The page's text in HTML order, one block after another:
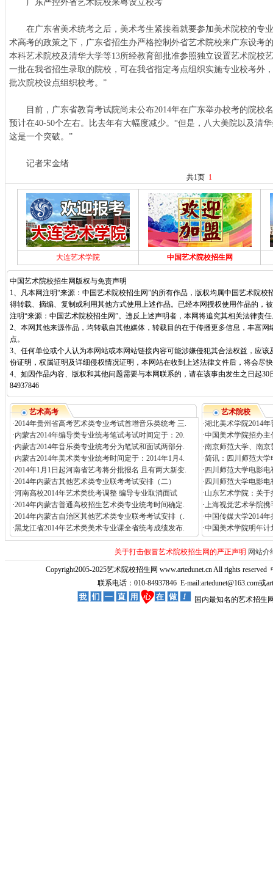
广东严控外省艺术院校来粤设立校考
在广东省美术统考之后，美术考生紧接着就要参加美术院校的专
术高考的政策之下，广东省招生办严格控制外省艺术院校来广东设考
本科艺术院校及清华大学等13所经教育部批准参照独立设置艺术院校
一批在我省招生录取的院校，可在我省指定考点组织实施专业校考外
批次院校设点组织校考。”
目前，广东省教育考试院尚未公布2014年在广东举办校考的院校
预计在40-50个左右。比去年有大幅度减少。“但是，八大美院以及清
这是一个突破。”
记者宋金绪
共1页 1
大连艺术学院 中国艺术院校招生网
中国艺术院校招生网版权与免责声明
1、凡本网注明“来源：中国艺术院校招生网”的所有作品，版权均属中国艺术院校
得转载、摘编、复制或利用其他方式使用上述作品。已经本网授权使用作品的，
注明“来源：中国艺术院校招生网”。违反上述声明者，本网将追究其相关法律责
2、本网其他来源作品，均转载自其他媒体，转载目的在于传播更多信息，丰富
点。
3、任何单位或个人认为本网站或本网站链接内容可能涉嫌侵犯其合法权益，应
份证明，权属证明及详细侵权情况证明，本网站在收到上述法律文件后，将会尽
4、如因作品内容、版权和其他问题需要与本网联系的，请在该事由发生之日起30
84937846
艺术高考
·2014年贵州省高考艺术类专业考试首增音乐类统考 三.
·内蒙古2014年编导类专业统考笔试考试时间定于：20.
·内蒙古2014年音乐类专业统考分为笔试和面试两部分.
·内蒙古2014年美术类专业统考时间定于：2014年1月4.
·2014年1月1日起河南省艺考将分批报名 且有两大新变.
·2014年内蒙古其他艺术类专业联考考试安排（二）
·河南高校2014年艺术类统考调整 编导专业取消面试
·2014年内蒙古普通高校招生艺术类专业统考时间确定.
·2014年内蒙古自治区其他艺术类专业联考考试安排（.
·黑龙江省2014年艺术类美术专业课全省统考成绩发布.
艺术院校
·湖北美术学院2014
·中国美术学院招办
·南京师范大学、南京
·简讯：四川师范大学
· 四川师范大学电影
· 四川师范大学电影
·山东艺术学院：关于
·上海视觉艺术学院
·中国传媒大学2014
·中国美术学院明年计
关于打击假冒艺术院校招生网的严正声明 网站介
Copyright2005-2025艺术院校招生网 www.artedunet.cn All rights reserved
联系电话：010-84937846 E-mail:artedunet@163.com或
国内最知名的艺术招生